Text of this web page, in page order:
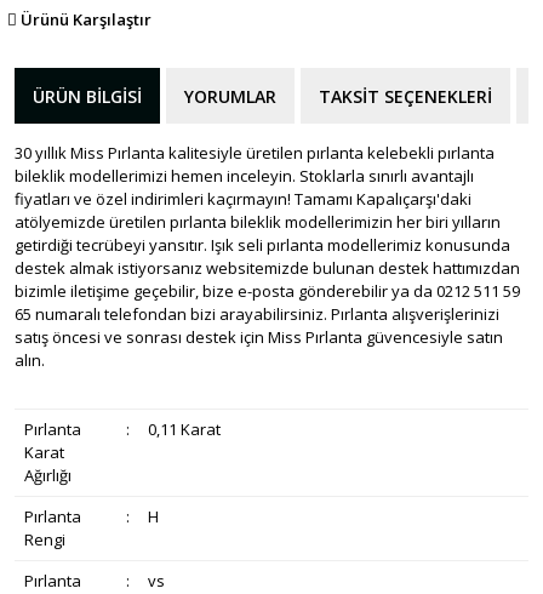
Ürünü Karşılaştır
ÜRÜN BILGISI YORUMLAR TAKSIT SEÇENEKLERI
30 yıllık Miss Pırlanta kalitesiyle üretilen pırlanta kelebekli pırlanta
bileklik modellerimizi hemen inceleyin. Stoklarla sınırlı avantajlı
fiyatları ve özel indirimleri kaçırmayın! Tamamı Kapalıçarşı'daki
atölyemizde üretilen pırlanta bileklik modellerimizin her biri yılların
getirdiği tecrübeyi yansıtır. Işık seli pırlanta modellerimiz konusunda
destek almak istiyorsanız websitemizde bulunan destek hattımızdan
bizimle iletişime geçebilir, bize e-posta gönderebilir ya da 0212 511 59
65 numaralı telefondan bizi arayabilirsiniz. Pırlanta alışverişlerinizi
satış öncesi ve sonrası destek için Miss Pırlanta güvencesiyle satın
alın.
Pırlanta
Karat
Ağırlığı
: 0,11 Karat
Pırlanta
Rengi
: H
Pırlanta
: vs